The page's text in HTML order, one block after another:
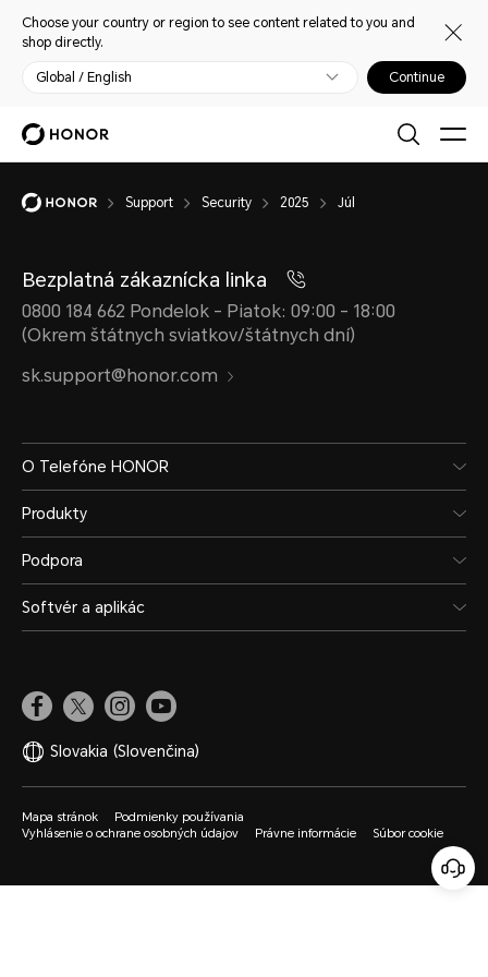
Choose your country or region to see content related to you and
shop directly.
Global / English Continue
Support Security 2025 Júl
Bezplatná zákaznícka linka
0800 184 662 Pondelok - Piatok: 09:00 - 18:00
(Okrem štátnych sviatkov/štátnych dní)
sk.support@honor.com
O Telefóne HONOR
Produkty
Podpora
Softvér a aplikác
Slovakia (Slovenčina)
Mapa stránok
Podmienky používania
Vyhlásenie o ochrane osobných údajov
Právne informácie Súbor cookie